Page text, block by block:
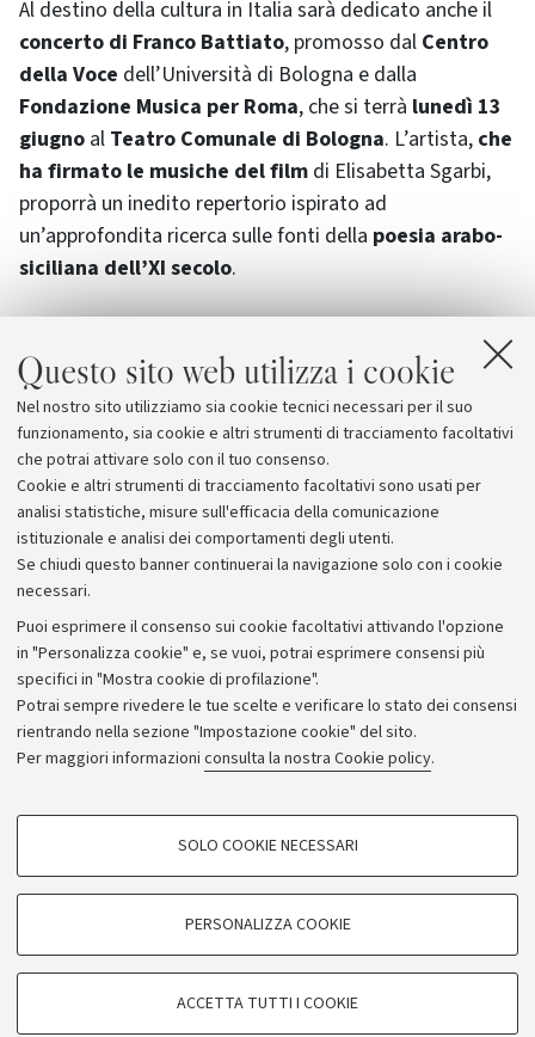
Questo sito web utilizza i cookie
Nel nostro sito utilizziamo sia cookie tecnici necessari per il suo
funzionamento, sia cookie e altri strumenti di tracciamento facoltativi
che potrai attivare solo con il tuo consenso.
Cookie e altri strumenti di tracciamento facoltativi sono usati per
analisi statistiche, misure sull'efficacia della comunicazione
istituzionale e analisi dei comportamenti degli utenti.
Se chiudi questo banner continuerai la navigazione solo con i cookie
necessari.
Puoi esprimere il consenso sui cookie facoltativi attivando l'opzione
in "Personalizza cookie" e, se vuoi, potrai esprimere consensi più
specifici in "Mostra cookie di profilazione".
Potrai sempre rivedere le tue scelte e verificare lo stato dei consensi
rientrando nella sezione "Impostazione cookie" del sito.
Per maggiori informazioni consulta la nostra Cookie policy.
COOKIE DI PROFILAZIONE - FACOLTATIVI
COOKIE TECNICI - NECESSARI
SOLO COOKIE NECESSARI
PERSONALIZZA COOKIE
ACCETTA TUTTI I COOKIE
Al destino della cultura in Italia sarà dedicato anche il
concerto di Franco Battiato, promosso dal Centro
della Voce dell’Università di Bologna e dalla
Fondazione Musica per Roma, che si terrà lunedì 13
giugno al Teatro Comunale di Bologna. L’artista, che
ha firmato le musiche del film di Elisabetta Sgarbi,
proporrà un inedito repertorio ispirato ad
un’approfondita ricerca sulle fonti della poesia arabo-
siciliana dell’XI secolo.
esaurimento posti. I biglietti potranno essere ritirati dal
26 al 31 maggio, dalle 12 alle 19, pressoBologna
Welcome - Convention & Travel(piazza Maggiore,
1/e), tel. 051-231454.
Archivio
Comunicati stampa
Redazione
Rassegna stampa
© Copyright 2026 - ALMA MATER STUDIORUM - Università di
Bologna - Via Zamboni, 33 - 40126 Bologna - PI: 01131710376 -
CF: 80007010376